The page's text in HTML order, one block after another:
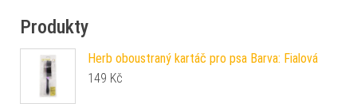
Produkty
Herb oboustraný kartáč pro psa Barva: Fialová
149 Kč